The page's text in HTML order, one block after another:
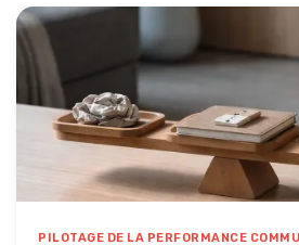
PILOTAGE DE LA PERFORMANCE